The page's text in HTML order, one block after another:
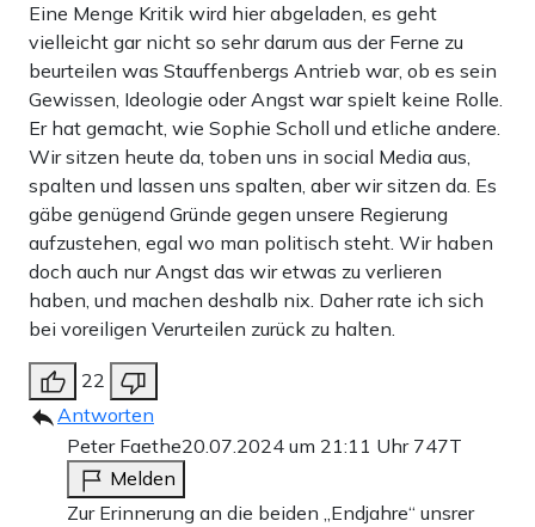
Eine Menge Kritik wird hier abgeladen, es geht
vielleicht gar nicht so sehr darum aus der Ferne zu
beurteilen was Stauffenbergs Antrieb war, ob es sein
Gewissen, Ideologie oder Angst war spielt keine Rolle.
Er hat gemacht, wie Sophie Scholl und etliche andere.
Wir sitzen heute da, toben uns in social Media aus,
spalten und lassen uns spalten, aber wir sitzen da. Es
gäbe genügend Gründe gegen unsere Regierung
aufzustehen, egal wo man politisch steht. Wir haben
doch auch nur Angst das wir etwas zu verlieren
haben, und machen deshalb nix. Daher rate ich sich
bei voreiligen Verurteilen zurück zu halten.
22
Antworten
Peter Faethe20.07.2024 um 21:11 Uhr 747T
Melden
Zur Erinnerung an die beiden „Endjahre“ unsrer